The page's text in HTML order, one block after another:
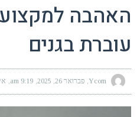
האהבה
עוברת בגנים
Ycom פברואר 26, 2025 9:19 am